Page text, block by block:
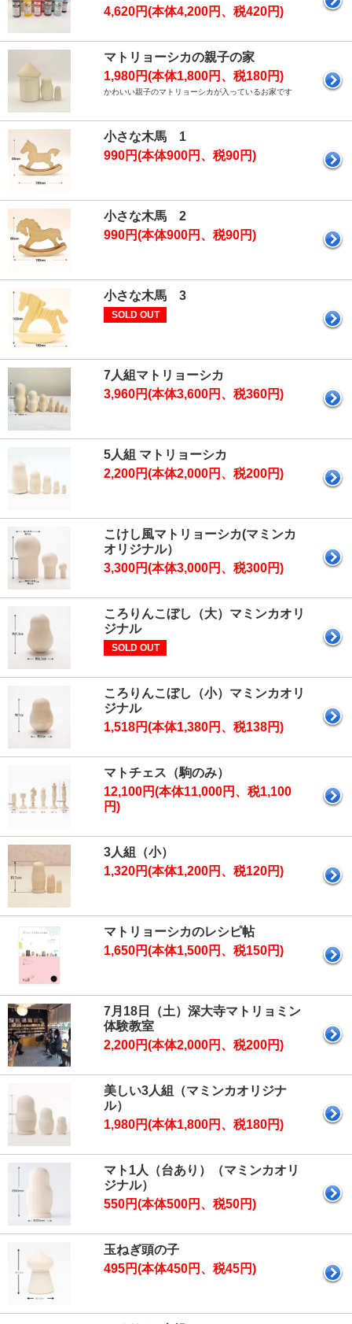
4,620円(本体4,200円、税420円)
マトリョーシカの親子の家
1,980円(本体1,800円、税180円)
かわいい親子のマトリョーシカが入っているお家です
小さな木馬 1
990円(本体900円、税90円)
小さな木馬 2
990円(本体900円、税90円)
小さな木馬 3
SOLD OUT
7人組マトリョーシカ
3,960円(本体3,600円、税360円)
5人組 マトリョーシカ
2,200円(本体2,000円、税200円)
こけし風マトリョーシカ(マミンカ
オリジナル）
3,300円(本体3,000円、税300円)
ころりんこぼし（大）マミンカオリ
ジナル
SOLD OUT
ころりんこぼし（小）マミンカオリ
ジナル
1,518円(本体1,380円、税138円)
マトチェス（駒のみ）
12,100円(本体11,000円、税1,100
円)
3人組（小）
1,320円(本体1,200円、税120円)
マトリョーシカのレシピ帖
1,650円(本体1,500円、税150円)
7月18日（土）深大寺マトリョミン
体験教室
2,200円(本体2,000円、税200円)
美しい3人組（マミンカオリジナ
ル）
1,980円(本体1,800円、税180円)
マト1人（台あり）（マミンカオリ
ジナル）
550円(本体500円、税50円)
玉ねぎ頭の子
495円(本体450円、税45円)